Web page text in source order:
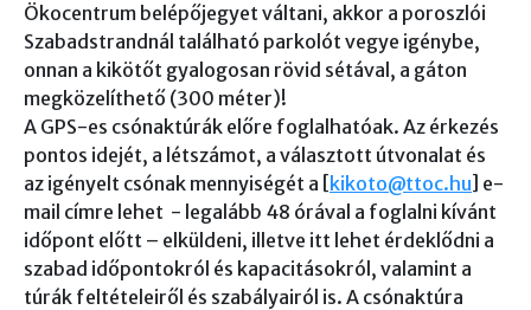
Ökocentrum belépőjegyet váltani, akkor a poroszlói
Szabadstrandnál található parkolót vegye igénybe,
onnan a kikötőt gyalogosan rövid sétával, a gáton
megközelíthető (300 méter)!
A GPS-es csónaktúrák előre foglalhatóak. Az érkezés
pontos idejét, a létszámot, a választott útvonalat és
az igényelt csónak mennyiségét a [kikoto@ttoc.hu] e-
mail címre lehet - legalább 48 órával a foglalni kívánt
időpont előtt – elküldeni, illetve itt lehet érdeklődni a
szabad időpontokról és kapacitásokról, valamint a
túrák feltételeiről és szabályairól is. A csónaktúra